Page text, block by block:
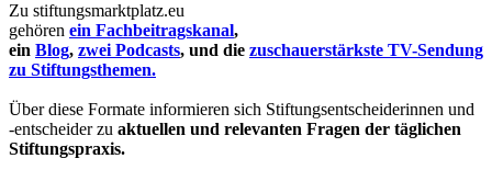
Zu stiftungsmarktplatz.eu
gehören ein Fachbeitragskanal,
ein Blog, zwei Podcasts, und die zuschauerstärkste TV-Sendung
zu Stiftungsthemen.
Über diese Formate informieren sich Stiftungsentscheiderinnen und
-entscheider zu aktuellen und relevanten Fragen der täglichen
Stiftungspraxis.